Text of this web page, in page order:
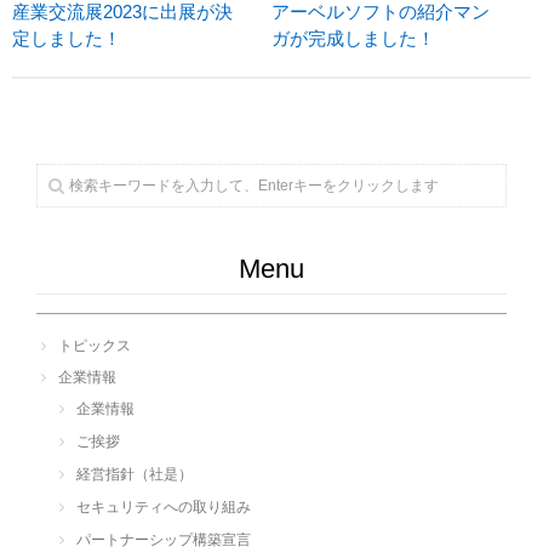
産業交流展2023に出展が決
定しました！
アーベルソフトの紹介マン
ガが完成しました！
Menu
トピックス
企業情報
企業情報
ご挨拶
経営指針（社是）
セキュリティへの取り組み
パートナーシップ構築宣言